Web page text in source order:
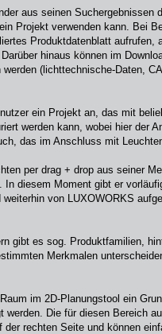
aus seinen Suchergebnissen
Projekt verwenden kann. Bei
Produktdatenblatt aufrufen,
hinaus können im
(lichttechnische-Daten,
ein Projekt an, das mit
werden kann, wobei hier der
das im Anschluss mit
per drag + drop aus seiner
diesem Moment gibt er
von LUXOWORKS
gibt es sog. Produktfamilien,
Merkmalen
im 2D-Planungstool ein
werden. Die für diesen Bereich
rechten Seite und können